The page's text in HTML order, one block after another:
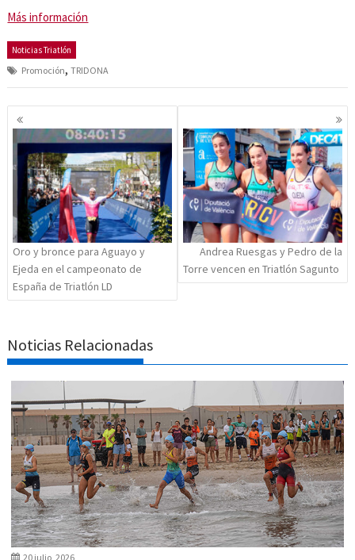
Más información
Noticias Triatlón
Promoción,TRIDONA
Navegación
de
entradas
Oro y bronce para Aguayo y
Ejeda en el campeonato de
España de Triatlón LD
Andrea Ruesgas y Pedro de la
Torre vencen en Triatlón Sagunto
Noticias Relacionadas
20 julio, 2026